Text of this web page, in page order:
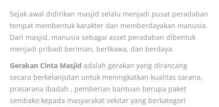
Sejak awal didirikan masjid selalu menjadi pusat peradaban
tempat membentuk karakter dan memberdayakan manusia.
Dari masjid, manusia sebagai asset peradaban dibentuk
menjadi pribadi beriman, bertkawa, dan berdaya.
Gerakan Cinta Masjid adalah gerakan yang dirancang
secara berkelanjutan untuk meningkatkan kualitas sarana,
prasarana ibadah , pemberian bantuan berupa paket
sembako kepada masyarakat sekitar yang berkategori